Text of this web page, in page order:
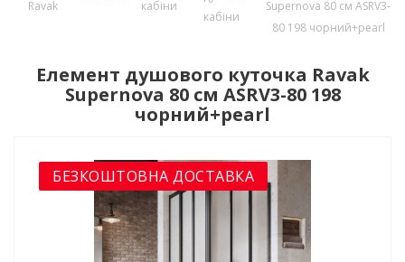
Ravak
кабіни
кабіни
Supernova 80 см ASRV3-
80 198 чорний+pearl
Елемент душового куточка Ravak
Supernova 80 см ASRV3-80 198
чорний+pearl
БЕЗКОШТОВНА ДОСТАВКА